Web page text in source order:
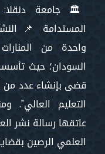
🏛️ جامعة دنقلا:
المستدامة 📌
واحدة من
قضى بإنشاء عدد من
التعليم العالي".
عاتقها رسالة نشر
العلمي الرصين